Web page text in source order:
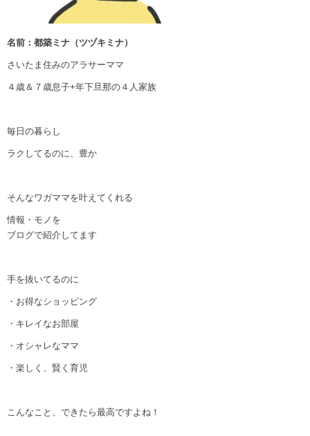
名前：都築ミナ（ツヅキミナ）
さいたま住みのアラサーママ
４歳＆７歳息子+年下旦那の４人家族
毎日の暮らし
ラクしてるのに、豊か
そんなワガママを叶えてくれる
情報・モノを
ブログで紹介してます
手を抜いてるのに
・お得なショッピング
・キレイなお部屋
・オシャレなママ
・楽しく、賢く育児
こんなこと、できたら最高ですよね！